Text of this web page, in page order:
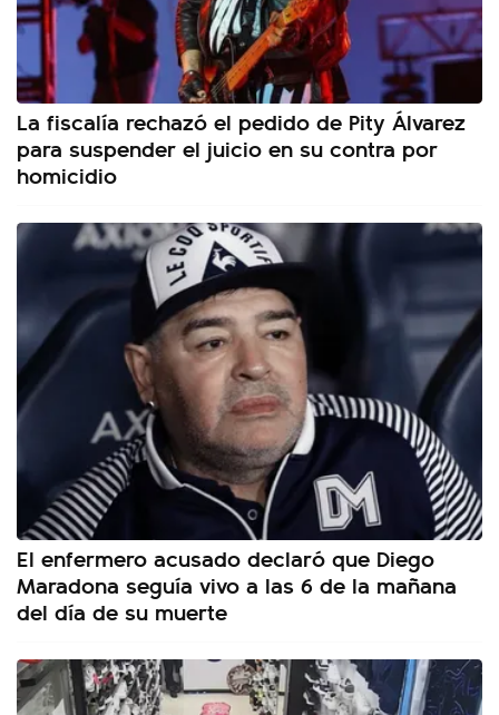
La fiscalía rechazó el pedido de Pity Álvarez
para suspender el juicio en su contra por
homicidio
El enfermero acusado declaró que Diego
Maradona seguía vivo a las 6 de la mañana
del día de su muerte